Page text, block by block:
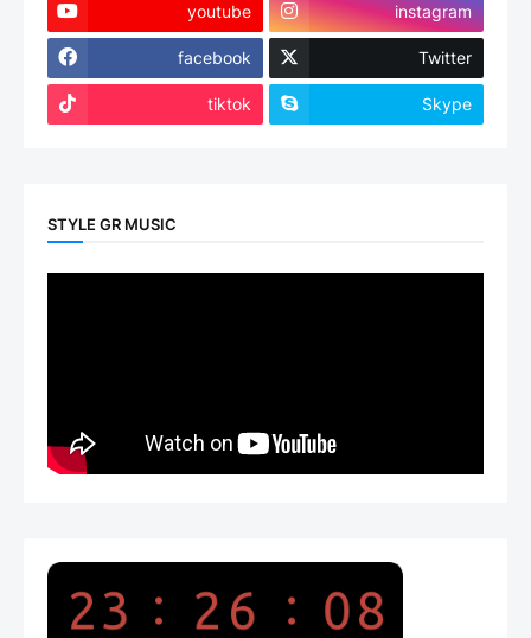
youtube instagram
facebook Twitter
tiktok Skype
STYLE GR MUSIC